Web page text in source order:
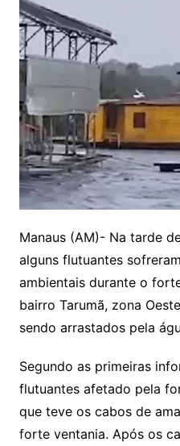
Manaus (AM)- Na tarde
alguns flutuantes
ambientais durante o
bairro Tarumã, zona
sendo arrastados pela
Segundo as primeiras
flutuantes afetado pela
que teve os cabos de
forte ventania. Após os